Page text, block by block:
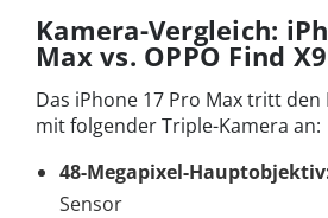
Kamera-Vergleich:
Max vs. OPPO Find
Das iPhone 17 Pro Max tritt den
mit folgender Triple-Kamera an:
48-Megapixel-
Sensor